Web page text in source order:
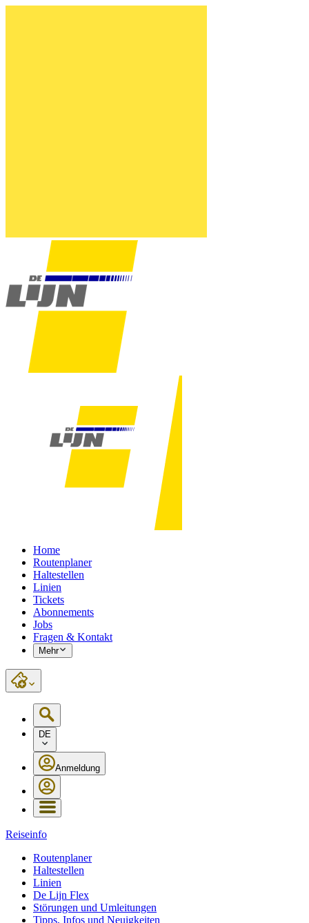
Home
Routenplaner
Haltestellen
Linien
Tickets
Abonnements
Jobs
Fragen & Kontakt
Mehr
DE
Anmeldung
Reiseinfo
Routenplaner
Haltestellen
Linien
De Lijn Flex
Störungen und Umleitungen
Tipps, Infos und Neuigkeiten